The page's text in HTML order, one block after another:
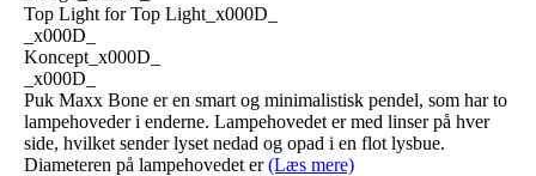
Top Light
Top Light for Top Light_x000D_
_x000D_
Koncept_x000D_
_x000D_
Puk Maxx Bone er en smart og minimalistisk pendel, som har to
lampehoveder i enderne. Lampehovedet er med linser på hver
side, hvilket sender lyset nedad og opad i en flot lysbue.
Diameteren på lampehovedet er(Læs mere)